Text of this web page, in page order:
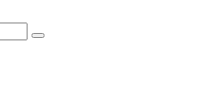
Dialyse